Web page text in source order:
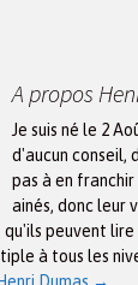
A propos
Je suis né le 2
d'aucun conseil,
pas à en
ainés, donc leur
peuvent
à tous les